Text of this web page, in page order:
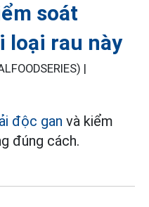
soát
loại rau này
|
độc gan và kiểm
đúng cách.